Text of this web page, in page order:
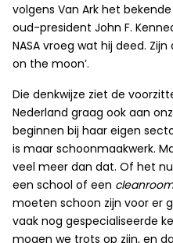
volgens Van Ark het
oud-president John F.
NASA vroeg wat hij deed.
on the moon’.
Die denkwijze ziet de
Nederland graag ook aan
beginnen bij haar eigen
is maar schoonmaakwerk.
veel meer dan dat. Of het
een school of een cleanroom
moeten schoon zijn voor er
vaak nog gespecialiseerde
mogen we trots op zijn, en